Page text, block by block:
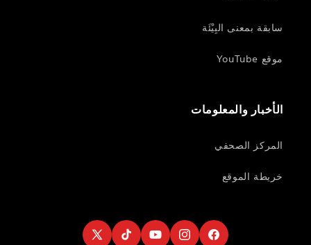
سابقة بمعنى البِيْئَة
موقع YouTube
الأخبار والمعلومات
المركز الصحفي
خريطة الموقع
Facebook
Instagram
YouTube
TikTok
Twitter